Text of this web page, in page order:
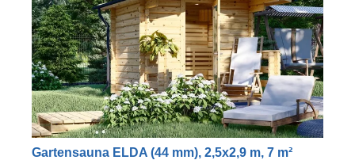
Gartensauna ELDA (44 mm), 2,5x2,9 m, 7 m²